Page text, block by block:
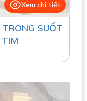
Xem chi tiết
SUỐT